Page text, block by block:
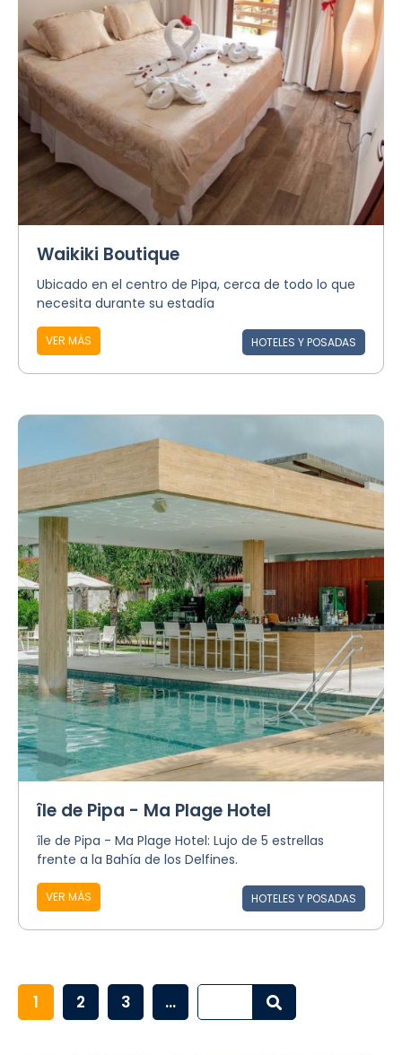
Waikiki Boutique
Ubicado en el centro de Pipa, cerca de todo lo que
necesita durante su estadía
VER MÁS HOTELES Y POSADAS
île de Pipa - Ma Plage Hotel
île de Pipa - Ma Plage Hotel: Lujo de 5 estrellas
frente a la Bahía de los Delfines.
VER MÁS HOTELES Y POSADAS
1 2 3 ...